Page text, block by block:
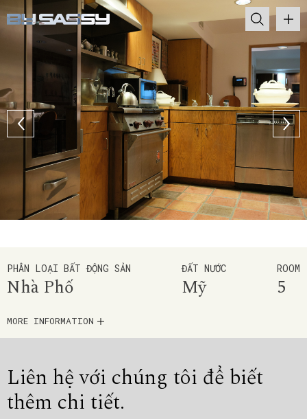
PHÂN LOẠI BẤT ĐỘNG SẢN
Nhà Phố
ĐẤT NƯỚC
Mỹ
ROOM
5
MORE INFORMATION
Liên hệ với chúng tôi để biết
thêm chi tiết.